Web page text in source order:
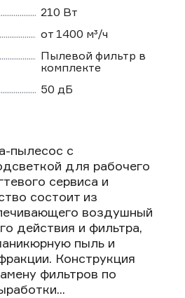
210 Вт
от 1400 м³/ч
Пылевой фильтр в
комплекте
50 дБ
пылесос с
для рабочего
сервиса и
состоит из
воздушный
действия и фильтра,
пыль и
Конструкция
фильтров по